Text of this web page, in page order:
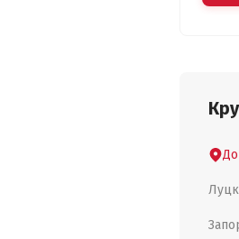
Луцк